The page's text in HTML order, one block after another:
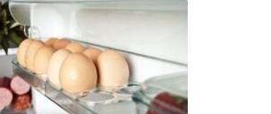
коллекции блюд и добавлять новые